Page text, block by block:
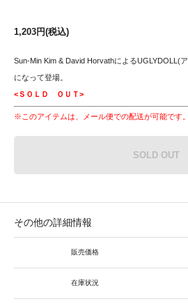
1,203円(税込)
Sun-Min Kim & David HorvathによるUGLYDOLL(
になって登場。
<ＳＯＬＤ ＯＵＴ>
※このアイテムは、メール便での配送が可能です。
SOLD OUT
その他の詳細情報
販売価格
在庫状況